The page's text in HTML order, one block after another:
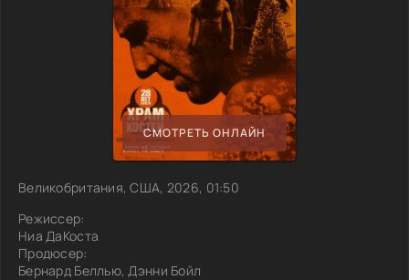
СМОТРЕТЬ ОНЛАЙН
Великобритания, США, 2026, 01:50
Режиссер:
Ниа ДаКоста
Продюсер:
Бернард Беллью, Дэнни Бойл